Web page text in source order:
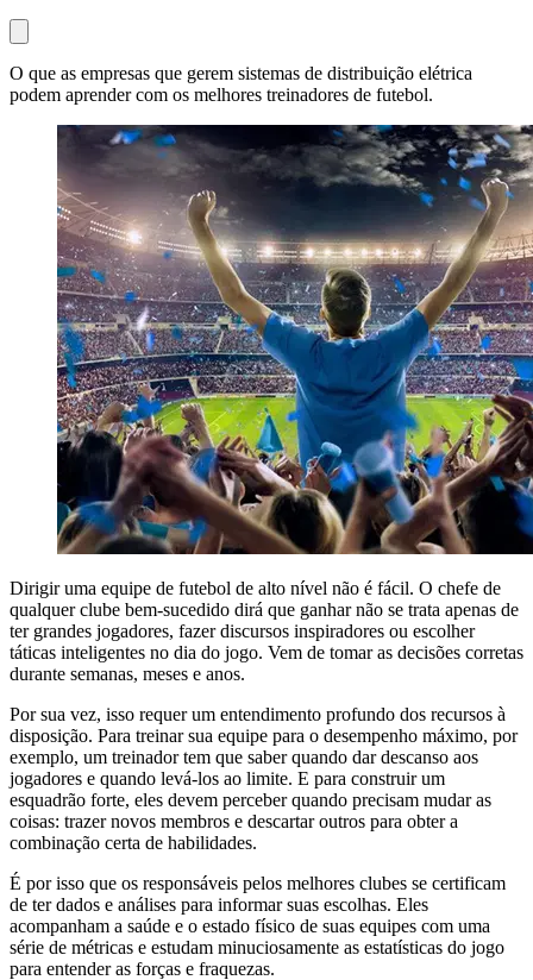
O que as empresas que gerem sistemas de distribuição elétrica
podem aprender com os melhores treinadores de futebol.
Dirigir uma equipe de futebol de alto nível não é fácil. O chefe de
qualquer clube bem-sucedido dirá que ganhar não se trata apenas de
ter grandes jogadores, fazer discursos inspiradores ou escolher
táticas inteligentes no dia do jogo. Vem de tomar as decisões corretas
durante semanas, meses e anos.
Por sua vez, isso requer um entendimento profundo dos recursos à
disposição. Para treinar sua equipe para o desempenho máximo, por
exemplo, um treinador tem que saber quando dar descanso aos
jogadores e quando levá-los ao limite. E para construir um
esquadrão forte, eles devem perceber quando precisam mudar as
coisas: trazer novos membros e descartar outros para obter a
combinação certa de habilidades.
É por isso que os responsáveis pelos melhores clubes se certificam
de ter dados e análises para informar suas escolhas. Eles
acompanham a saúde e o estado físico de suas equipes com uma
série de métricas e estudam minuciosamente as estatísticas do jogo
para entender as forças e fraquezas.